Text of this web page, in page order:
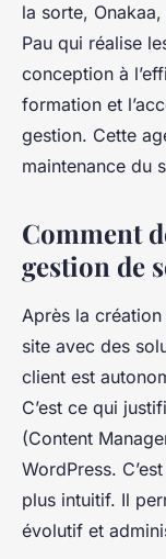
la sorte,
Pau qui réalise
conception à
formation et
gestion. Cette
maintenance du
Comment
gestion de
Après la création
site avec des
client est
C’est ce qui
(Content
WordPress.
plus intuitif. Il
évolutif et